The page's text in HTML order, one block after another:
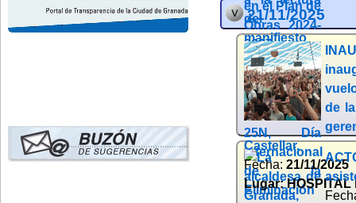
21/11/2025
de
Castellar.
Fecha: 21/11/2025
Lugar:HOSPITAL